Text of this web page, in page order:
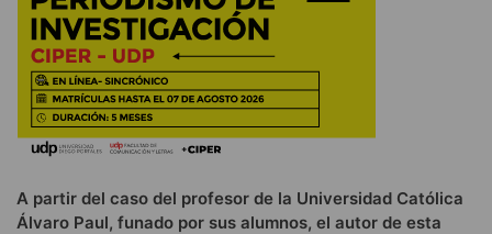
A partir del caso del profesor de la Universidad Católica
Álvaro Paul, funado por sus alumnos, el autor de esta